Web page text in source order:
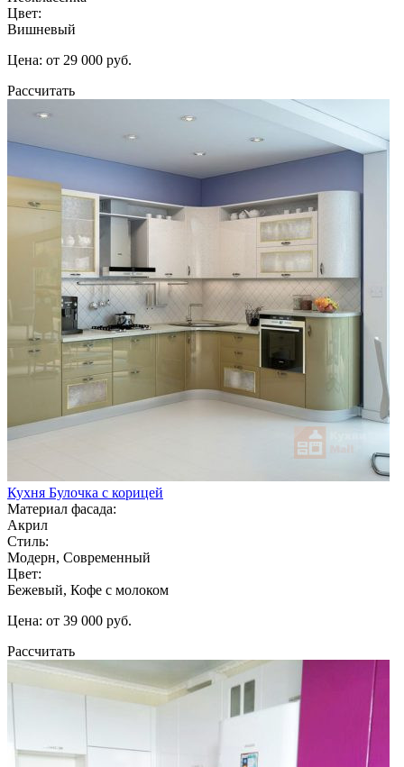
Цвет:
Вишневый
Цена: от 29 000 руб.
Рассчитать
Кухня Булочка с корицей
Материал фасада:
Акрил
Стиль:
Модерн, Современный
Цвет:
Бежевый, Кофе с молоком
Цена: от 39 000 руб.
Рассчитать